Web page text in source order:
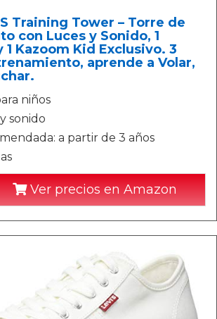
Training Tower – Torre de
con Luces y Sonido, 1
Kazoom Kid Exclusivo. 3
aprende a Volar,
niños
sonido
a partir de 3 años
Ver precios en Amazon